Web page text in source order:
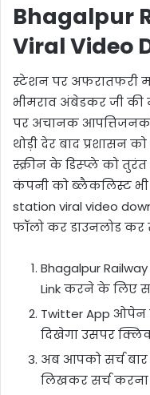
Bhagalpur
Viral Video
स्टेशन पर अफरातफरी
भीमराव अंबेडकर जी की
पर अचानक आपत्तिजनक
थोड़ी देर बाद प्रशासन
स्क्रीन के डिस्प्ले को
कंपनी को ब्लैकलिस्ट भी
station viral video
फॉलो कर डाउनलोड कर
Bhagalpur
Link करने के लिए
Twitter App ओपेन
दिखेगा उसपर
अब आपको सर्च बार
लिखकर सर्च करना